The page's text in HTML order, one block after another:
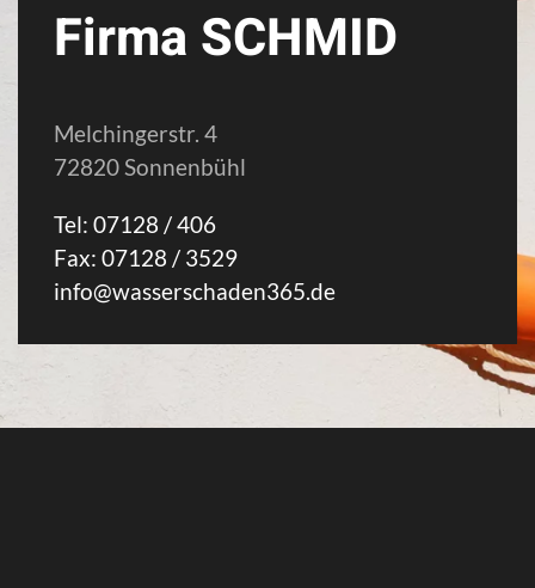
Firma SCHMID
Melchingerstr. 4
72820 Sonnenbühl
Tel: 07128 / 406
Fax: 07128 / 3529
info@wasserschaden365.de